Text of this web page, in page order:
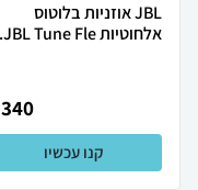
JBL אוזניות בלוטוס
אלחוטיות JBL Tune Fle...
340
קנו עכשיו